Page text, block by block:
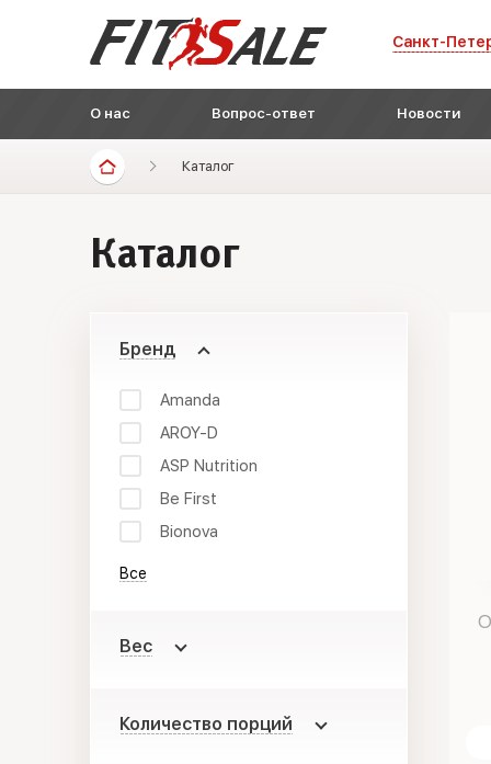
Санкт-
О нас Вопрос-ответ Новости
Каталог
Каталог
Бренд
Amanda
AROY-D
ASP Nutrition
Be First
Bionova
Все
Вес
Количество порций